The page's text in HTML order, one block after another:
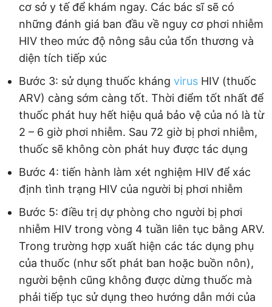
cơ sở y tế để khám ngay. Các bác sĩ sẽ có
những đánh giá ban đầu về nguy cơ phơi nhiễm
HIV theo mức độ nông sâu của tổn thương và
diện tích tiếp xúc
Bước 3: sử dụng thuốc kháng virus HIV (thuốc
ARV) càng sớm càng tốt. Thời điểm tốt nhất để
thuốc phát huy hết hiệu quả bảo vệ của nó là từ
2 – 6 giờ phơi nhiễm. Sau 72 giờ bị phơi nhiễm,
thuốc sẽ không còn phát huy được tác dụng
Bước 4: tiến hành làm xét nghiệm HIV để xác
định tình trạng HIV của người bị phơi nhiễm
Bước 5: điều trị dự phòng cho người bị phơi
nhiễm HIV trong vòng 4 tuần liên tục bằng ARV.
Trong trường hợp xuất hiện các tác dụng phụ
của thuốc (như sốt phát ban hoặc buồn nôn),
người bệnh cũng không được dừng thuốc mà
phải tiếp tục sử dụng theo hướng dẫn mới của